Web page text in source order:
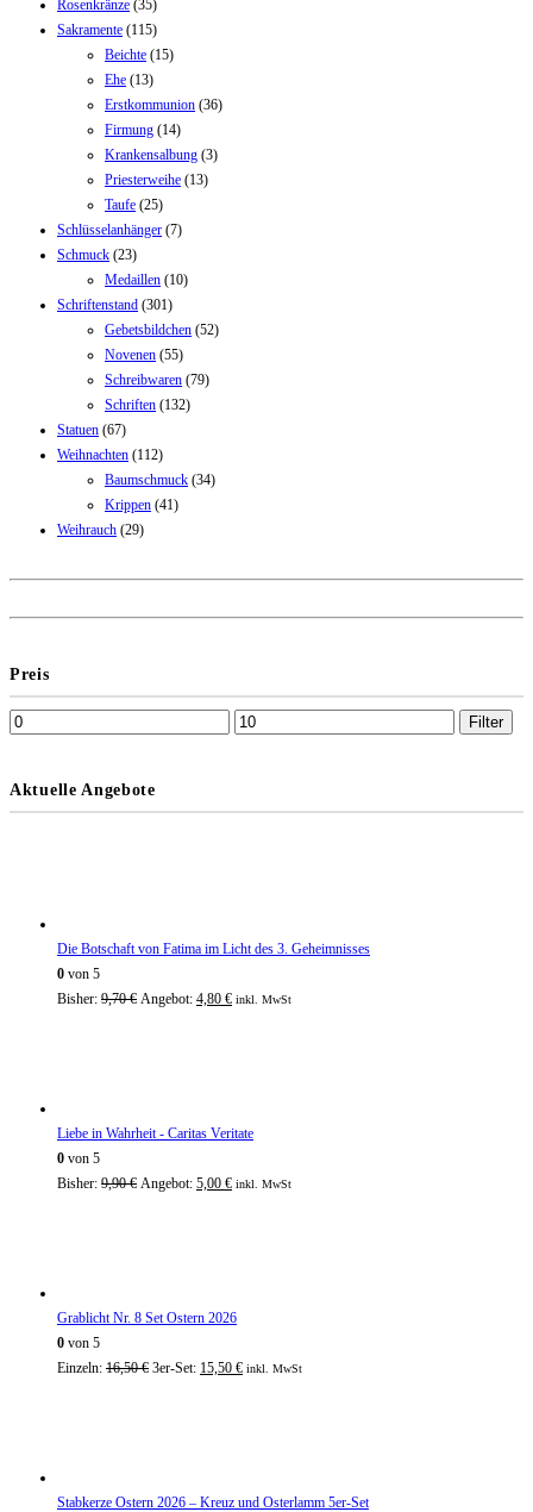
Rosenkränze (35)
Sakramente (115)
Beichte (15)
Ehe (13)
Erstkommunion (36)
Firmung (14)
Krankensalbung (3)
Priesterweihe (13)
Taufe (25)
Schlüsselanhänger (7)
Schmuck (23)
Medaillen (10)
Schriftenstand (301)
Gebetsbildchen (52)
Novenen (55)
Schreibwaren (79)
Schriften (132)
Statuen (67)
Weihnachten (112)
Baumschmuck (34)
Krippen (41)
Weihrauch (29)
Preis
Filter
Aktuelle Angebote
Die Botschaft von Fatima im Licht des 3. Geheimnisses
0 von 5
Bisher: 9,70€ Angebot: 4,80 € inkl. MwSt
Liebe in Wahrheit - Caritas Veritate
0 von 5
Bisher: 9,90€ Angebot: 5,00 € inkl. MwSt
Grablicht Nr. 8 Set Ostern 2026
0 von 5
Einzeln: 16,50€ 3er-Set: 15,50 € inkl. MwSt
Stabkerze Ostern 2026 – Kreuz und Osterlamm 5er-Set